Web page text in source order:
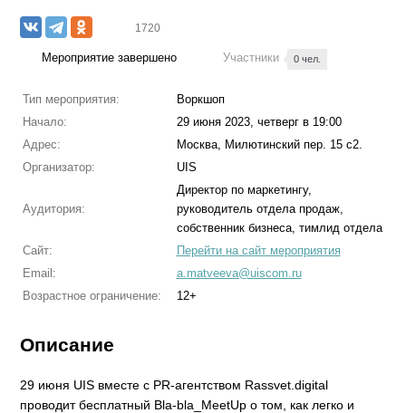
1720
Мероприятие завершено Участники 0 чел.
Тип мероприятия:
Воркшоп
Начало:
29 июня 2023, четверг в 19:00
Адрес:
Москва, Милютинский пер. 15 с2.
Организатор:
UIS
Аудитория:
Директор по маркетингу,
руководитель отдела продаж,
cобственник бизнеса, тимлид отдела
Сайт:
Перейти на сайт мероприятия
Email:
a.matveeva@uiscom.ru
Возрастное ограничение:
12+
Описание
29 июня UIS вместе с PR-агентством Rassvet.digital
проводит бесплатный Bla-bla_MeetUp о том, как легко и